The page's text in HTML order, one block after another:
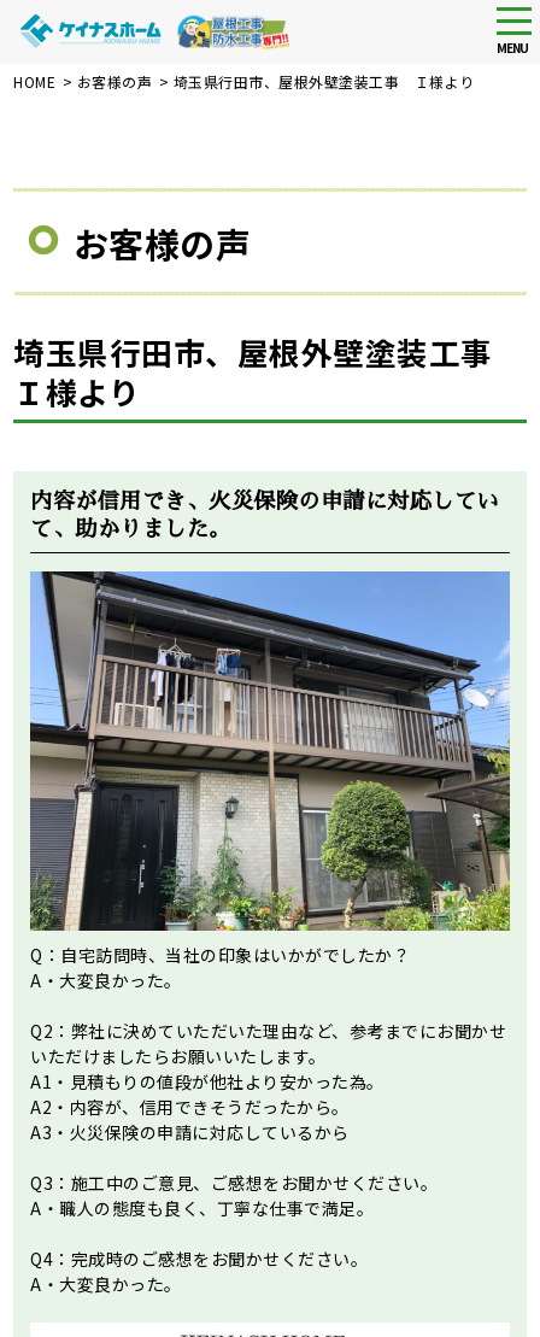
Skip
MENU
HOME > お客様の声 > 埼玉県行田市、屋根外壁塗装工事 Ｉ様より
お客様の声
埼玉県行田市、屋根外壁塗装工事
Ｉ様より
Before After
内容が信用でき、火災保険の申請に対応してい
て、助かりました。
Q：自宅訪問時、当社の印象はいかがでしたか？
A・大変良かった。
Q2：弊社に決めていただいた理由など、参考までにお聞かせ
いただけましたらお願いいたします。
A1・見積もりの値段が他社より安かった為。
A2・内容が、信用できそうだったから。
A3・火災保険の申請に対応しているから
Q3：施工中のご意見、ご感想をお聞かせください。
A・職人の態度も良く、丁寧な仕事で満足。
Q4：完成時のご感想をお聞かせください。
A・大変良かった。